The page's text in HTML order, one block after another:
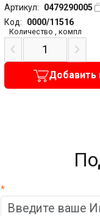
Артикул:
0479290005
Код:
0000/11516
Количество компл
Добавить
*